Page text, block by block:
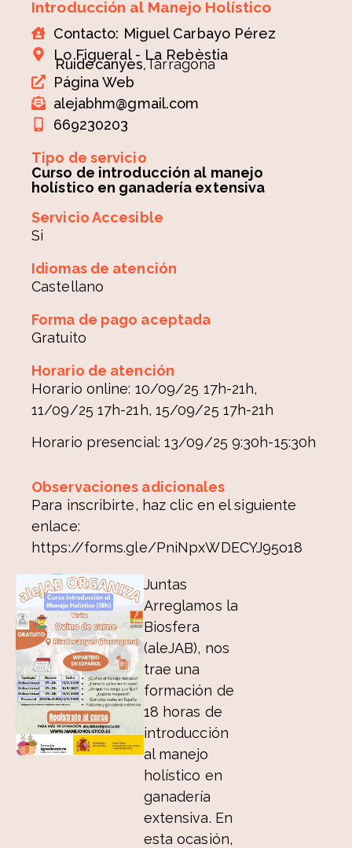
Introducción al Manejo Holístico
Contacto: Miguel Carbayo Pérez
Lo Figueral - La Rebèstia
Ruidecanyes,Tarragona
Página Web
alejabhm@gmail.com
669230203
Tipo de servicio
Curso de introducción al manejo
holístico en ganadería extensiva
Servicio Accesible
Si
Idiomas de atención
Castellano
Forma de pago aceptada
Gratuito
Horario de atención
Horario online: 10/09/25 17h-21h,
11/09/25 17h-21h, 15/09/25 17h-21h
Horario presencial: 13/09/25 9:30h-15:30h
Observaciones adicionales
Para inscribirte, haz clic en el siguiente
enlace:
https://forms.gle/PniNpxWDECYJ95o18
Juntas
Arreglamos la
Biosfera
(aleJAB), nos
trae una
formación de
18 horas de
introducción
al manejo
holístico en
ganadería
extensiva. En
esta ocasión,